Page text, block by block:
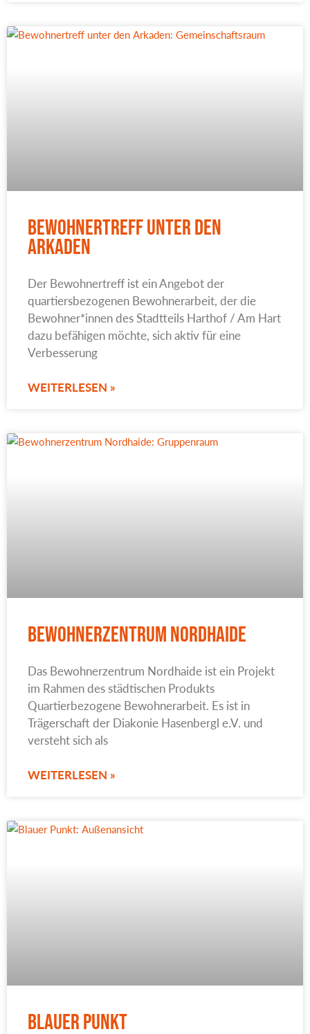
Bewohnertreff Unter den
Arkaden
Der Bewohnertreff ist ein Angebot der
quartiersbezogenen Bewohnerarbeit, der die
Bewohner*innen des Stadtteils Harthof / Am Hart
dazu befähigen möchte, sich aktiv für eine
Verbesserung
WEITERLESEN »
Bewohnerzentrum Nordhaide
Das Bewohnerzentrum Nordhaide ist ein Projekt
im Rahmen des städtischen Produkts
Quartierbezogene Bewohnerarbeit. Es ist in
Trägerschaft der Diakonie Hasenbergl e.V. und
versteht sich als
WEITERLESEN »
Blauer Punkt